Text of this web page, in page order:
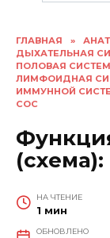
ГЛАВНАЯ »
ДЫХАТЕЛЬНАЯ
ПОЛОВАЯ
ЛИМФОИДНАЯ
ИММУННОЙ
СОС
(схема):
НА ЧТЕНИЕ
1 мин
ОБНОВЛЕНО